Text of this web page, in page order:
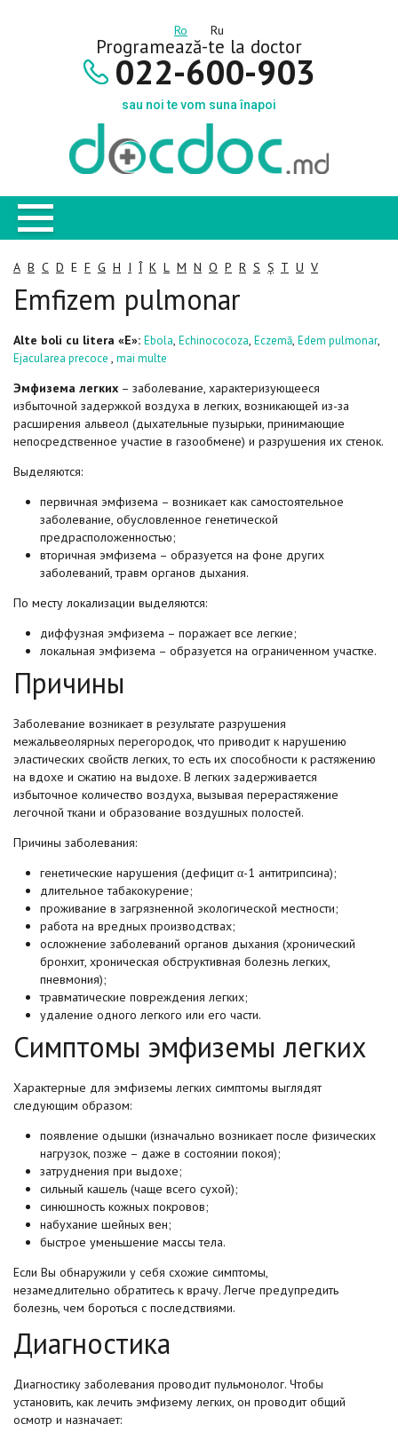
Ro Ru
Programează-te la doctor
022-600-903
sau noi te vom suna înapoi
A B C D E F G H I Î K L M N O P R S Ș T U V
Emfizem pulmonar
Alte boli cu litera «E»: Ebola, Echinococoza, Eczemă, Edem pulmonar,
Ejacularea precoce , mai multe
Эмфизема легких – заболевание, характеризующееся
избыточной задержкой воздуха в легких, возникающей из-за
расширения альвеол (дыхательные пузырьки, принимающие
непосредственное участие в газообмене) и разрушения их стенок.
Выделяются:
первичная эмфизема – возникает как самостоятельное
заболевание, обусловленное генетической
предрасположенностью;
вторичная эмфизема – образуется на фоне других
заболеваний, травм органов дыхания.
По месту локализации выделяются:
диффузная эмфизема – поражает все легкие;
локальная эмфизема – образуется на ограниченном участке.
Причины
Заболевание возникает в результате разрушения
межальвеолярных перегородок, что приводит к нарушению
эластических свойств легких, то есть их способности к растяжению
на вдохе и сжатию на выдохе. В легких задерживается
избыточное количество воздуха, вызывая перерастяжение
легочной ткани и образование воздушных полостей.
Причины заболевания:
генетические нарушения (дефицит α-1 антитрипсина);
длительное табакокурение;
проживание в загрязненной экологической местности;
работа на вредных производствах;
осложнение заболеваний органов дыхания (хронический
бронхит, хроническая обструктивная болезнь легких,
пневмония);
травматические повреждения легких;
удаление одного легкого или его части.
Симптомы эмфиземы легких
Характерные для эмфиземы легких симптомы выглядят
следующим образом:
появление одышки (изначально возникает после физических
нагрузок, позже – даже в состоянии покоя);
затруднения при выдохе;
сильный кашель (чаще всего сухой);
синюшность кожных покровов;
набухание шейных вен;
быстрое уменьшение массы тела.
Если Вы обнаружили у себя схожие симптомы,
незамедлительно обратитесь к врачу. Легче предупредить
болезнь, чем бороться с последствиями.
Диагностика
Диагностику заболевания проводит пульмонолог. Чтобы
установить, как лечить эмфизему легких, он проводит общий
осмотр и назначает: